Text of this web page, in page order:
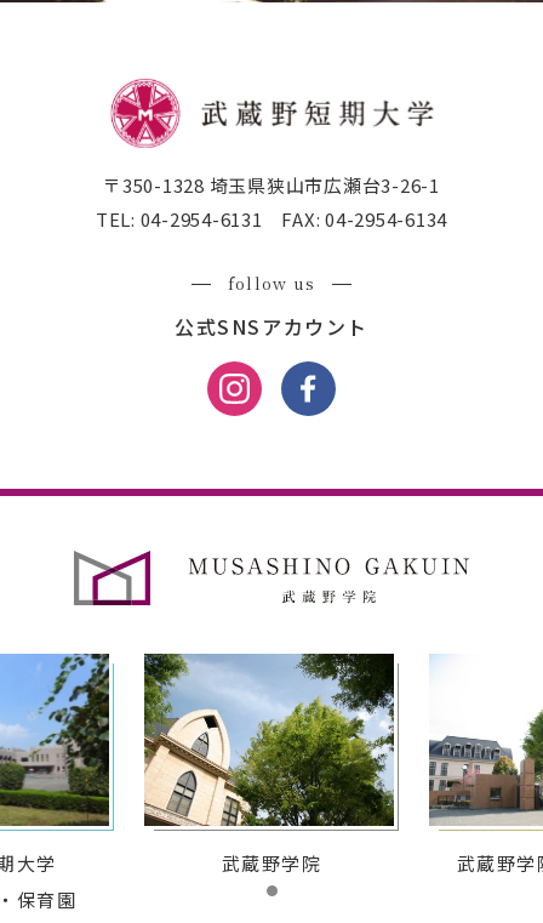
〒350-1328 埼玉県狭山市広瀬台3-26-1
TEL: 04-2954-6131 FAX: 04-2954-6134
follow us
公式SNSアカウント
大学
保育園
武蔵野学院 武蔵野学